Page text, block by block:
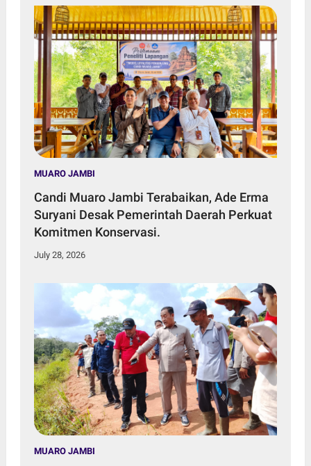
MUARO JAMBI
Candi Muaro Jambi Terabaikan, Ade Erma
Suryani Desak Pemerintah Daerah Perkuat
Komitmen Konservasi.
July 28, 2026
MUARO JAMBI